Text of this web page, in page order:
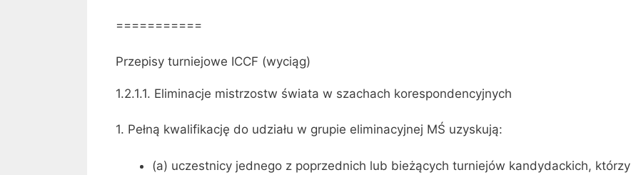
===========
Przepisy turniejowe ICCF (wyciąg)
1.2.1.1. Eliminacje mistrzostw świata w szachach korespondencyjnych
1. Pełną kwalifikację do udziału w grupie eliminacyjnej MŚ uzyskują:
(a) uczestnicy jednego z poprzednich lub bieżących turniejów kandydackich, którzy